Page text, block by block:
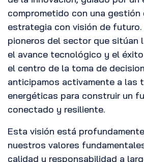
comprometido con una gestión
estrategia con visión de
pioneros del sector que sitúan
el avance tecnológico y el
el centro de la toma de
anticipamos activamente a las
energéticas para construir un
conectado y resiliente.
Esta visión está
nuestros valores
calidad y responsabilidad a